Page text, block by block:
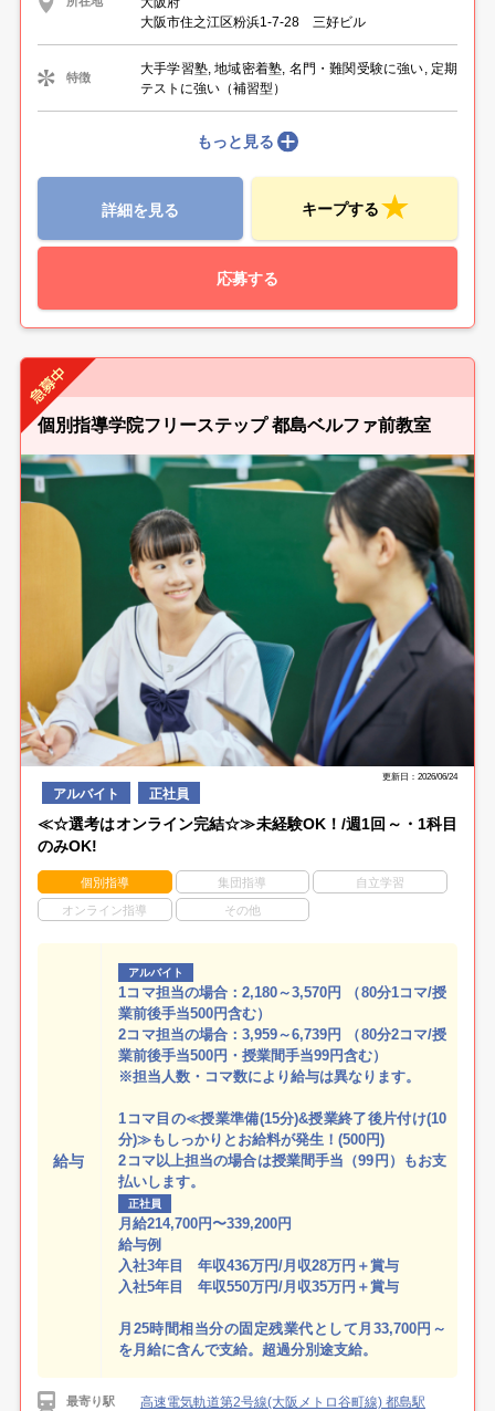
大阪市住之江区粉浜1-7-28 三好ビル
特徴
大手学習塾, 地域密着塾, 名門・難関受験に強い, 定期
テストに強い（補習型）
もっと見る
詳細を見る キープする
応募する
個別指導学院フリーステップ 都島ベルファ前教室
更新日：2026/06/24
アルバイト 正社員
≪☆選考はオンライン完結☆≫未経験OK！/週1回～・1科目
のみOK!
個別指導 集団指導 自立学習
オンライン指導 その他
給与
アルバイト
1コマ担当の場合：2,180～3,570円 （80分1コマ/授
業前後手当500円含む）
2コマ担当の場合：3,959～6,739円 （80分2コマ/授
業前後手当500円・授業間手当99円含む）
※担当人数・コマ数により給与は異なります。
1コマ目の≪授業準備(15分)&授業終了後片付け(10
分)≫もしっかりとお給料が発生！(500円)
2コマ以上担当の場合は授業間手当（99円）もお支
払いします。
正社員
月給214,700円〜339,200円
給与例
入社3年目 年収436万円/月収28万円＋賞与
入社5年目 年収550万円/月収35万円＋賞与
月25時間相当分の固定残業代として月33,700円～
を月給に含んで支給。超過分別途支給。
最寄り駅 高速電気軌道第2号線(大阪メトロ谷町線) 都島駅